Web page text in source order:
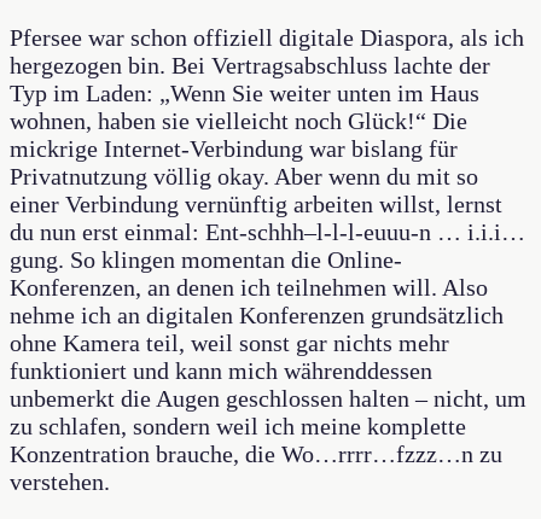
Pfersee war schon offiziell digitale Diaspora, als ich
hergezogen bin. Bei Vertragsabschluss lachte der
Typ im Laden: „Wenn Sie weiter unten im Haus
wohnen, haben sie vielleicht noch Glück!“ Die
mickrige Internet-Verbindung war bislang für
Privatnutzung völlig okay. Aber wenn du mit so
einer Verbindung vernünftig arbeiten willst, lernst
du nun erst einmal: Ent-schhh–l-l-l-euuu-n … i.i.i…
gung. So klingen momentan die Online-
Konferenzen, an denen ich teilnehmen will. Also
nehme ich an digitalen Konferenzen grundsätzlich
ohne Kamera teil, weil sonst gar nichts mehr
funktioniert und kann mich währenddessen
unbemerkt die Augen geschlossen halten – nicht, um
zu schlafen, sondern weil ich meine komplette
Konzentration brauche, die Wo…rrrr…fzzz…n zu
verstehen.